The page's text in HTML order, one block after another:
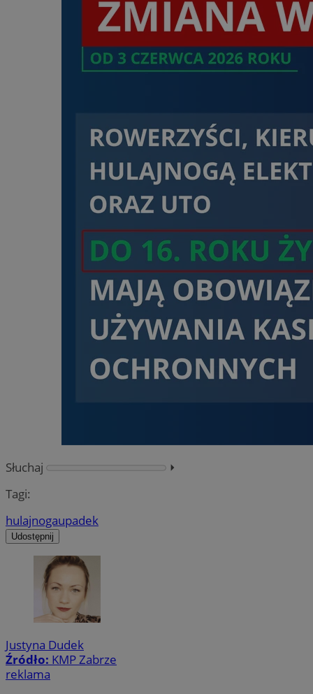
Słuchaj
⏵︎
Tagi:
hulajnogaupadek
Udostępnij
Justyna Dudek
Źródło: KMP Zabrze
reklama